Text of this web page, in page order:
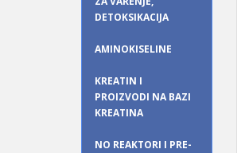
DETOKSIKACIJA
AMINOKISELINE
KREATIN I
PROIZVODI NA BAZI
KREATINA
NO REAKTORI I PRE-